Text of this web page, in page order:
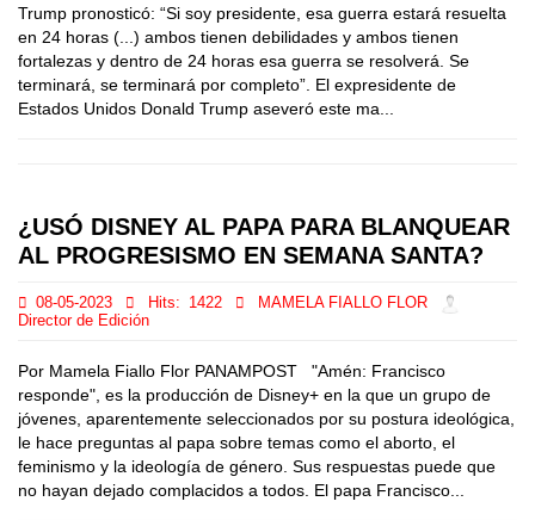
Trump pronosticó: “Si soy presidente, esa guerra estará resuelta
en 24 horas (...) ambos tienen debilidades y ambos tienen
fortalezas y dentro de 24 horas esa guerra se resolverá. Se
terminará, se terminará por completo”. El expresidente de
Estados Unidos Donald Trump aseveró este ma...
¿USÓ DISNEY AL PAPA PARA BLANQUEAR
AL PROGRESISMO EN SEMANA SANTA?
08-05-2023 Hits: 1422
MAMELA FIALLO FLOR
Director de Edición
Por Mamela Fiallo Flor PANAMPOST "Amén: Francisco
responde", es la producción de Disney+ en la que un grupo de
jóvenes, aparentemente seleccionados por su postura ideológica,
le hace preguntas al papa sobre temas como el aborto, el
feminismo y la ideología de género. Sus respuestas puede que
no hayan dejado complacidos a todos. El papa Francisco...